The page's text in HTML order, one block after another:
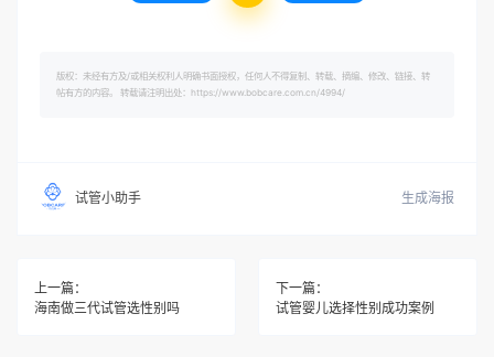
版权：未经有方及/或相关权利人明确书面授权，任何人不得复制、转载、摘编、修改、链接、转
帖有方的内容。 转载请注明出处：https://www.bobcare.com.cn/4994/
试管小助手 生成海报
上一篇：
海南做三代试管选性别吗
下一篇：
试管婴儿选择性别成功案例